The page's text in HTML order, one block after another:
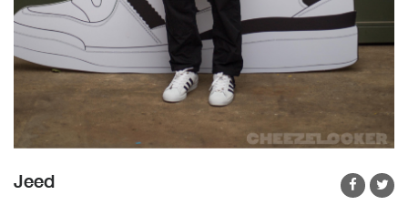
Jeed